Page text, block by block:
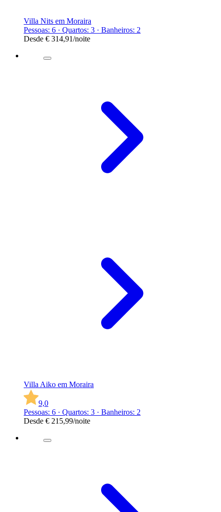
Villa Nits em Moraira
Pessoas: 6 · Quartos: 3 · Banheiros: 2
Desde € 314,91/noite
Villa Aiko em Moraira
9,0
Pessoas: 6 · Quartos: 3 · Banheiros: 2
Desde € 215,99/noite